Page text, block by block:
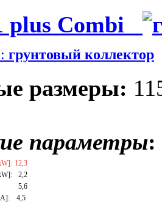
plus Combi
грунтовый коллектор
размеры:
параметры:
12,3
2,2
5,6
4,5